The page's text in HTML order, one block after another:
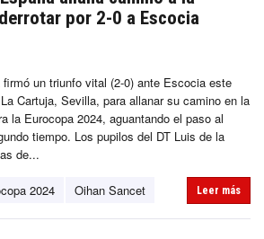
por 2-0 a Escocia
un triunfo vital (2-0) ante Escocia este
Cartuja, Sevilla, para allanar su camino en la
la Eurocopa 2024, aguantando el paso al
tiempo. Los pupilos del DT Luis de la
de...
2024 Oihan Sancet Leer más